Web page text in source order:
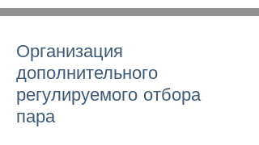
Организация
дополнительного
регулируемого отбора
пара